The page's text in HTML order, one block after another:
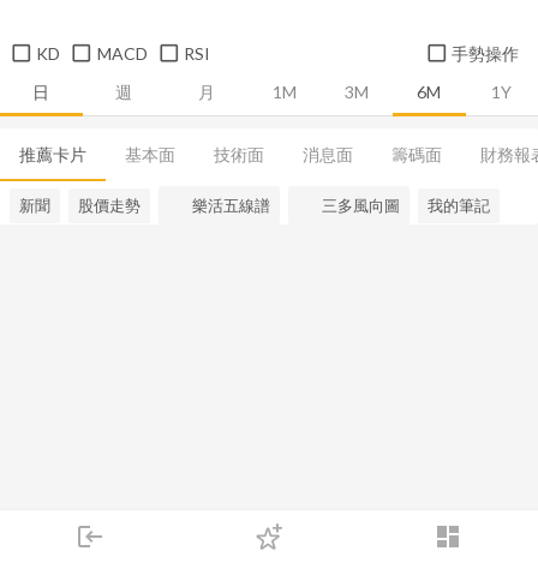
login dashboard
下單
日 週 月 1M 3M 6M 1Y
KD MACD RSI 手勢操作
推薦卡片 基本面 技術面 消息面 籌碼面 財務報
新聞 股價走勢 樂活五線譜 三多風向圖 我的筆記